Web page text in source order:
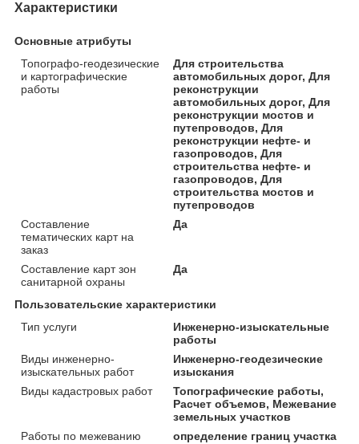
Характеристики
Основные атрибуты
Топографо-геодезические
и картографические
работы
Для строительства
автомобильных дорог, Для
реконструкции
автомобильных дорог, Для
реконструкции мостов и
путепроводов, Для
реконструкции нефте- и
газопроводов, Для
строительства нефте- и
газопроводов, Для
строительства мостов и
путепроводов
Составление
тематических карт на
заказ
Да
Составление карт зон
санитарной охраны
Да
Пользовательские характеристики
Тип услуги
Инженерно-изыскательные
работы
Виды инженерно-
изыскательных работ
Инженерно-геодезические
изыскания
Виды кадастровых работ
Топографические работы,
Расчет объемов, Межевание
земельных участков
Работы по межеванию
определение границ участка